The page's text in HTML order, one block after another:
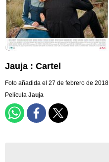
Jauja : Cartel
Foto añadida el 27 de febrero de 2018
Película Jauja